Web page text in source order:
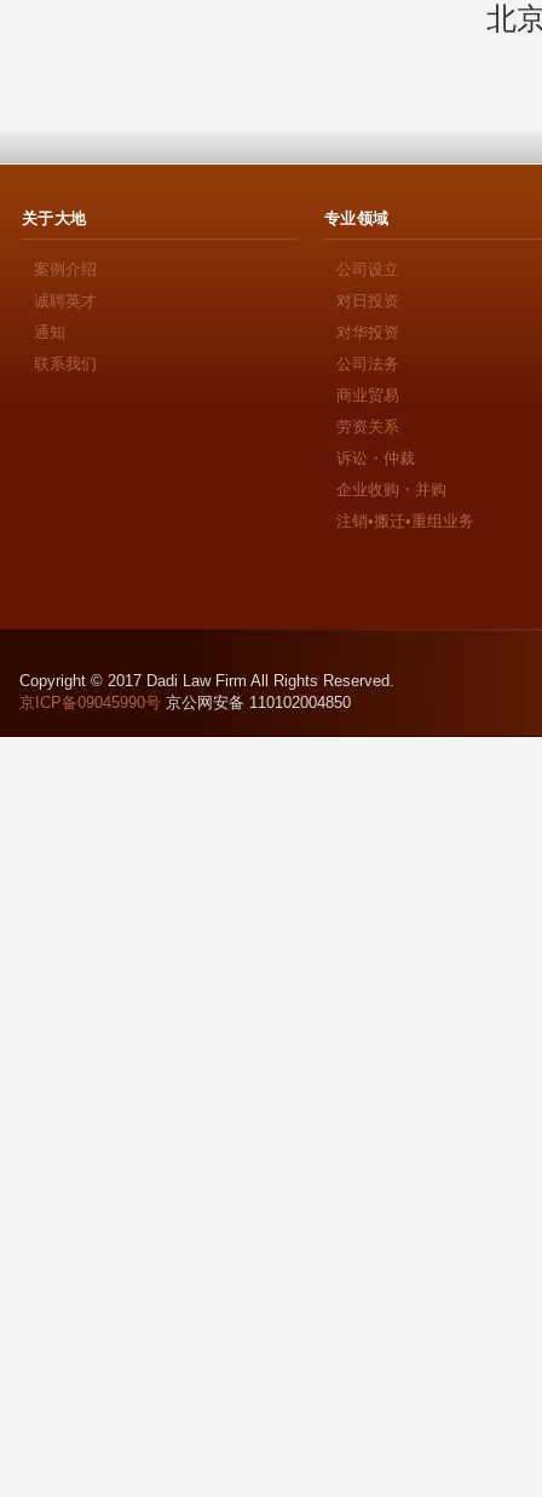
北
关于大地
案例介绍
诚聘英才
通知
联系我们
专业领域
公司设立
对日投资
对华投资
公司法务
商业贸易
劳资关系
诉讼・仲裁
企业收购・并购
注销•搬迁•重组业务
Copyright © 2017 Dadi Law Firm All Rights Reserved.
京ICP备09045990号京公网安备 110102004850